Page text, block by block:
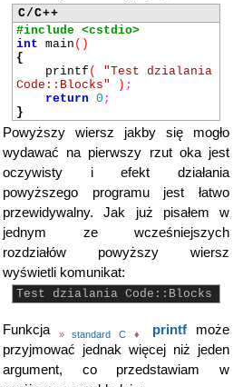
C/C++
#include <cstdio>
int main ()
{
printf (
"Test dzialania
Code::Blocks"
) ;
return 0 ;
}
Powyższy wiersz jakby się mogło
wydawać na pierwszy rzut oka jest
oczywisty i efekt działania
powyższego programu jest łatwo
przewidywalny. Jak już pisałem w
jednym ze wcześniejszych
rozdziałów powyższy wiersz
wyświetli komunikat:
Test dzialania Code::Blocks
Funkcja »standard C ♦ printf może
przyjmować jednak więcej niż jeden
argument, co przedstawiam w